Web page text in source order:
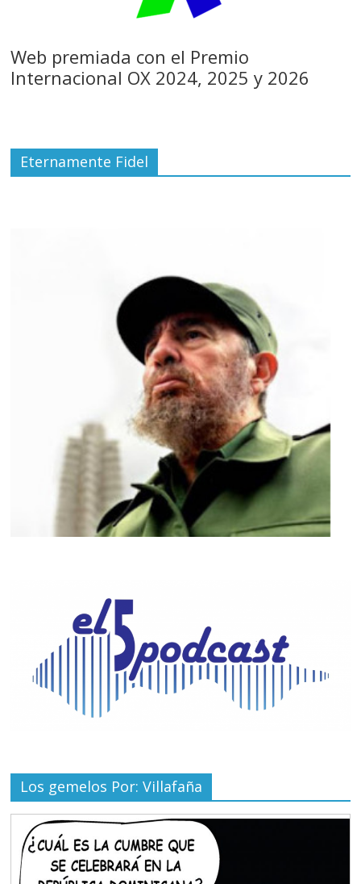
Web premiada con el Premio
Internacional OX 2024, 2025 y 2026
Eternamente Fidel
Los gemelos Por: Villafaña